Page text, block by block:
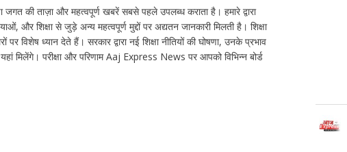
की ताज़ा और महत्वपूर्ण खबरें सबसे पहले उपलब्ध कराता है। हमारे द्वारा
और शिक्षा से जुड़े अन्य महत्वपूर्ण मुद्दों पर अद्यतन जानकारी मिलती है। शिक्षा
पर विशेष ध्यान देते हैं। सरकार द्वारा नई शिक्षा नीतियों की घोषणा, उनके प्रभाव
मिलेंगे। परीक्षा और परिणाम Aaj Express News पर आपको विभिन्न बोर्ड